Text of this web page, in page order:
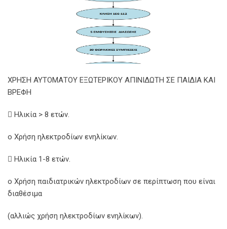
ΧΡΗΣΗ ΑΥΤΟΜΑΤΟΥ ΕΞΩΤΕΡΙΚΟΥ ΑΠΙΝΙΔΩΤΗ ΣΕ ΠΑΙΔΙΑ ΚΑΙ
ΒΡΕΦΗ
 Ηλικία > 8 ετών.
o Χρήση ηλεκτροδίων ενηλίκων.
 Ηλικία 1-8 ετών.
o Χρήση παιδιατρικών ηλεκτροδίων σε περίπτωση που είναι
διαθέσιμα
(αλλιώς χρήση ηλεκτροδίων ενηλίκων).